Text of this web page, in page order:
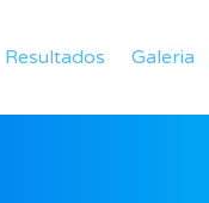
Resultados Galeria